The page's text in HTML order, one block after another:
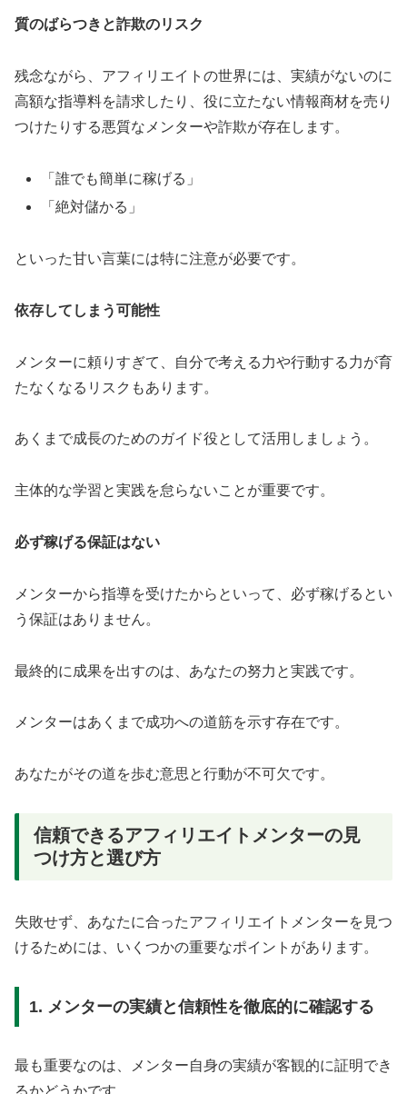
質のばらつきと詐欺のリスク
残念ながら、アフィリエイトの世界には、実績がないのに
高額な指導料を請求したり、役に立たない情報商材を売り
つけたりする悪質なメンターや詐欺が存在します。
「誰でも簡単に稼げる」
「絶対儲かる」
といった甘い言葉には特に注意が必要です。
依存してしまう可能性
メンターに頼りすぎて、自分で考える力や行動する力が育
たなくなるリスクもあります。
あくまで成長のためのガイド役として活用しましょう。
主体的な学習と実践を怠らないことが重要です。
必ず稼げる保証はない
メンターから指導を受けたからといって、必ず稼げるとい
う保証はありません。
最終的に成果を出すのは、あなたの努力と実践です。
メンターはあくまで成功への道筋を示す存在です。
あなたがその道を歩む意思と行動が不可欠です。
信頼できるアフィリエイトメンターの見
つけ方と選び方
失敗せず、あなたに合ったアフィリエイトメンターを見つ
けるためには、いくつかの重要なポイントがあります。
1. メンターの実績と信頼性を徹底的に確認する
最も重要なのは、メンター自身の実績が客観的に証明でき
るかどうかです。